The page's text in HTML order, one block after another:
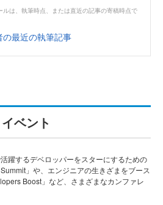
ルは、執筆時点、または直近の記事の寄稿時点で
の最近の執筆記事
イベント
躍するデベロッパーをスターにするための
」や、エンジニアの生きざまをブース
Boost」など、さまざまなカンファレ